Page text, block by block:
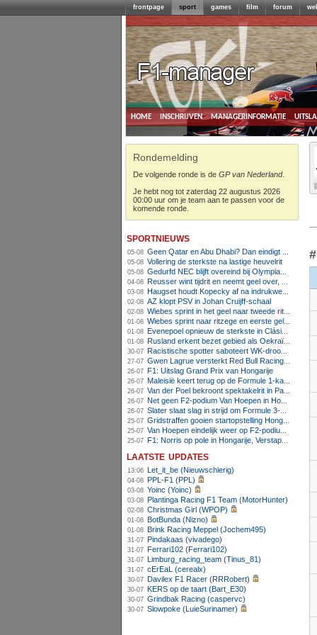
frontpage sport games film forum
home inschrijven managerinformatie
Rondemelding
De volgende ronde is de GP van Nederland.
Je hebt nog tot zaterdag 22 augustus 2026
00:00 uur om je team aan te passen voor de
komende ronde.
sportnieuws
05-08 Geen Qatar en Abu Dhabi? Dan eindigt Formule 1-seizoen mogelijk in Europa
05-08 Vollering de sterkste na lastige heuvelrit
05-08 Gedurfd NEC blijft overeind bij Olympiakos
04-08 Reusser wint tijdrit en neemt geel over, Nooijen knap tweede
03-08 Haugset houdt Kopecky af na indrukwekkende solo van 86 kilometer
02-08 AZ klopt PSV in Johan Cruijff-schaal
02-08 Wiebes sprint in het geel naar tweede ritzege
01-08 Wiebes sprint naar ritzege en eerste gele trui in Tour Femmes
01-08 Evenepoel opnieuw de sterkste in Clásica San Sebastián
01-08 Rusland erkent bezet gebied als Oekraïens voor opheffing IOC-schorsing
30-07 Racistische spotter saboteert WK-droom van powerliftster
27-07 Gwen Lagrue versterkt Red Bull Racing vanaf 2027
26-07 F1: Uitslag Grand Prix van Hongarije
26-07 Maleisië keert terug op de Formule 1-kalender in 2026
26-07 Van der Poel bekroont spektakelrit in Parijs met nipte zege; eindzege Pogacar
26-07 Net geen F2-podium Van Hoepen in Hongarije, Leon maakt indruk
26-07 Slater slaat slag in strijd om Formule 3-kampioenschap op Hungaroring
25-07 Gridstraffen gooien startopstelling Hongaarse Grand Prix flink overhoop
25-07 Van Hoepen eindelijk weer op F2-podium, Mini wint sprintrace op Hungaroring
25-07 F1: Norris op pole in Hongarije, Verstappen zesde
laatste updates
13:06 Let_it_be (Nieuwschierig)
04-08 PPL-F1 (PPL)
03-08 Yoinc (Yoinc)
03-08 Plantinga Racing F1 Team (MotorHunter)
02-08 Christmas Girl (WPOP)
01-08 BotBunda (Nizno)
01-08 Brink Racing Meppel (Jochem495)
31-07 Pindakaas (vivadego)
31-07 Ferrari102 (Ferrari102)
31-07 Limburg_racing_team (Tinus_81)
31-07 cErEaL (cerealx)
30-07 Davilex F1 Racer (RRRobert)
30-07 KERS op de taart (Bart_E30)
30-07 Grindbak Racing (caspervc)
30-07 Slowpoke (LuieSurinamer)